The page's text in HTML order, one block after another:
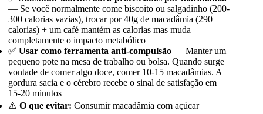
— Se você normalmente come biscoito ou salgadinho (200-
300 calorias vazias), trocar por 40g de macadâmia (290
calorias) + um café mantém as calorias mas muda
completamente o impacto metabólico
✅Usar como ferramenta anti-compulsão — Manter um
pequeno pote na mesa de trabalho ou bolsa. Quando surge
vontade de comer algo doce, comer 10-15 macadâmias. A
gordura sacia e o cérebro recebe o sinal de satisfação em
15-20 minutos
⚠️O que evitar: Consumir macadâmia com açúcar